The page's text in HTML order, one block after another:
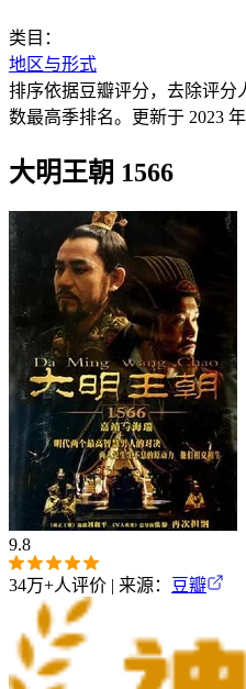
类目：
地区与形式
排序依据豆瓣评分，去除评分
数最高季排名。更新于 2023 年
大明王朝 1566
9.8
34万+人评价 | 来源： 豆瓣